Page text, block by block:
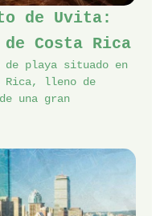
de Uvita:
Costa Rica
de playa situado en
Rica, lleno de
una gran